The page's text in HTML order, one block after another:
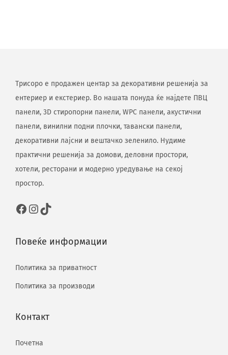
Трисоро е продажен центар за декоративни решенија за
ентериер и екстериер. Во нашата понуда ќе најдете ПВЦ
панели, 3D стиропорни панели, WPC панели, акустични
панели, винилни подни плочки, тавански панели,
декоративни лајсни и вештачко зеленило. Нудиме
практични решенија за домови, деловни простори,
хотели, ресторани и модерно уредување на секој
простор.
Повеќе информации
Политика за приватност
Политика за производи
Контакт
Почетна